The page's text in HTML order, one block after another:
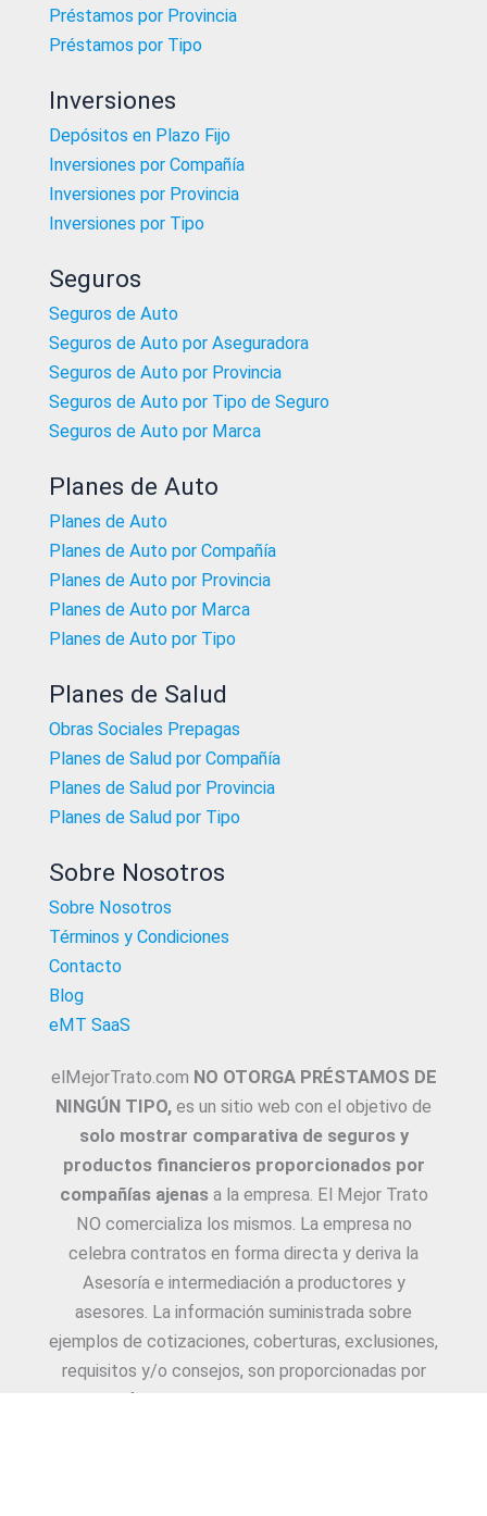
Préstamos por Provincia
Préstamos por Tipo
Inversiones
Depósitos en Plazo Fijo
Inversiones por Compañía
Inversiones por Provincia
Inversiones por Tipo
Seguros
Seguros de Auto
Seguros de Auto por Aseguradora
Seguros de Auto por Provincia
Seguros de Auto por Tipo de Seguro
Seguros de Auto por Marca
Planes de Auto
Planes de Auto
Planes de Auto por Compañía
Planes de Auto por Provincia
Planes de Auto por Marca
Planes de Auto por Tipo
Planes de Salud
Obras Sociales Prepagas
Planes de Salud por Compañía
Planes de Salud por Provincia
Planes de Salud por Tipo
Sobre Nosotros
Sobre Nosotros
Términos y Condiciones
Contacto
Blog
eMT SaaS
elMejorTrato.com NO OTORGA PRÉSTAMOS DE
NINGÚN TIPO, es un sitio web con el objetivo de
solo mostrar comparativa de seguros y
productos financieros proporcionados por
compañías ajenasa la empresa. El Mejor Trato
NO comercializa los mismos. La empresa no
celebra contratos en forma directa y deriva la
Asesoría e intermediación a productores y
asesores. La información suministrada sobre
ejemplos de cotizaciones, coberturas, exclusiones,
requisitos y/o consejos, son proporcionadas por
las diferentes compañías. Corresponde y